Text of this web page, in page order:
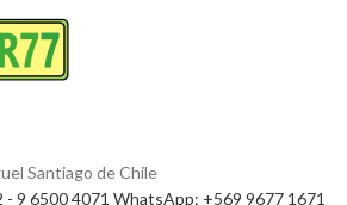
Santiago de Chile
9 6500 4071 WhatsApp: +569 9677 1671